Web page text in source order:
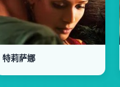
特莉萨娜